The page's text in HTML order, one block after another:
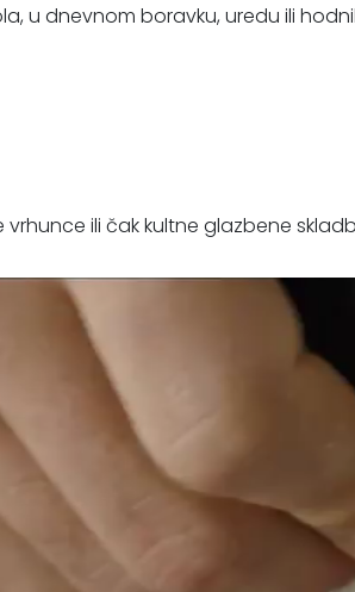
dnevnom boravku, uredu ili
ili čak kultne glazbene